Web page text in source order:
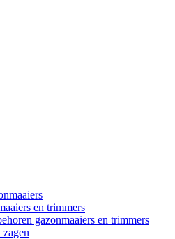
en trimmers
gazonmaaiers en trimmers
zagen